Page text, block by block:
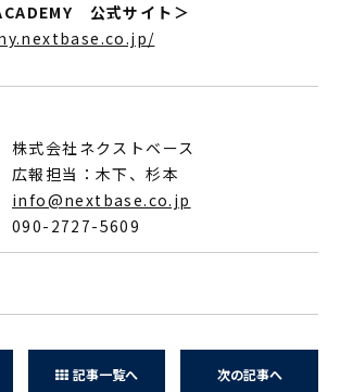
公式サイト＞
株式会社ネクストベース
広報担当：木下、杉本
info@nextbase.co.jp
090-2727-5609
記事一覧へ 次の記事へ